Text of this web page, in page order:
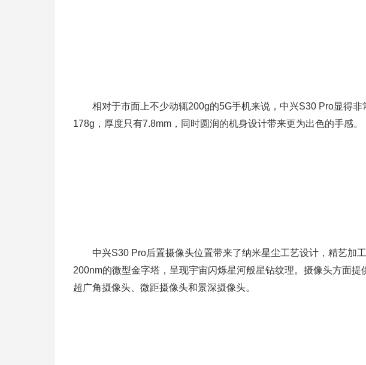
相对于市面上不少动辄200g的5G手机来说，中兴S30 Pro显得非
178g，厚度只有7.8mm，同时圆润的机身设计带来更为出色的手感。
中兴S30 Pro后置摄像头位置带来了纳米星尘工艺设计，精艺加
200nm的微型金字塔，呈现宇宙闪烁星河般星钻纹理。摄像头方面
超广角摄像头、微距摄像头和景深摄像头。